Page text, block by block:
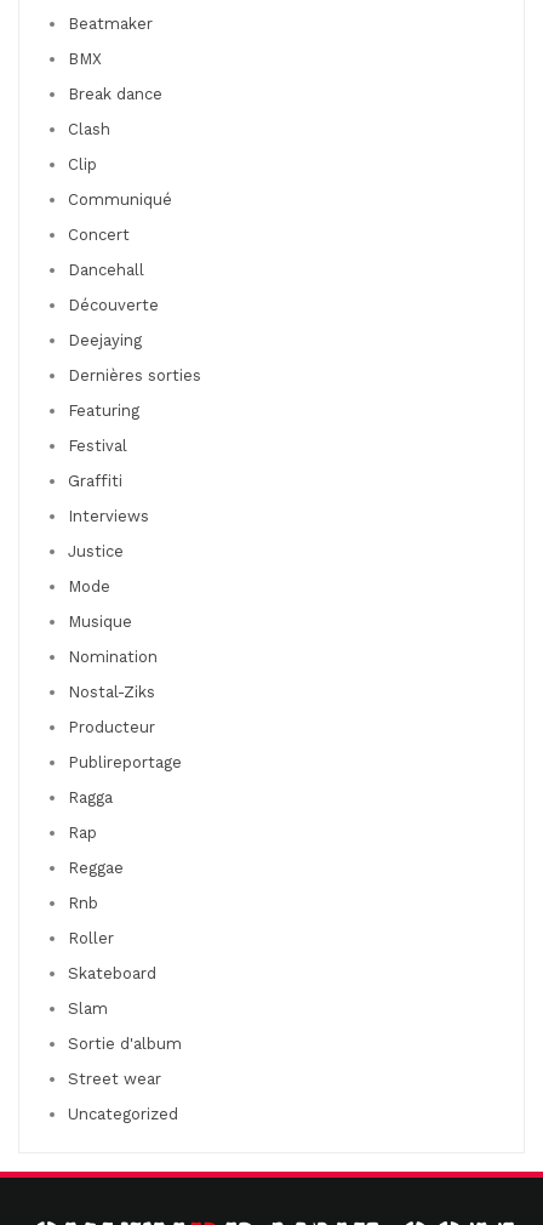
Beatmaker
BMX
Break dance
Clash
Clip
Communiqué
Concert
Dancehall
Découverte
Deejaying
Dernières sorties
Featuring
Festival
Graffiti
Interviews
Justice
Mode
Musique
Nomination
Nostal-Ziks
Producteur
Publireportage
Ragga
Rap
Reggae
Rnb
Roller
Skateboard
Slam
Sortie d'album
Street wear
Uncategorized